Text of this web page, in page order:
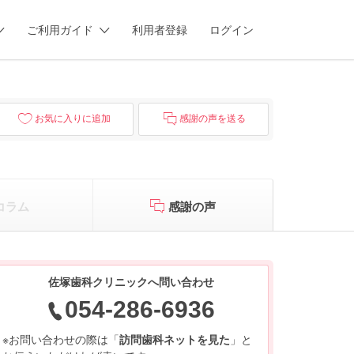
ご利用ガイド 利用者登録 ログイン
お気に入りに追加 感謝の声を送る
ラム 感謝の声
佐塚歯科クリニックへ問い合わせ
054-286-6936
※お問い合わせの際は「訪問歯科ネットを見た 」と